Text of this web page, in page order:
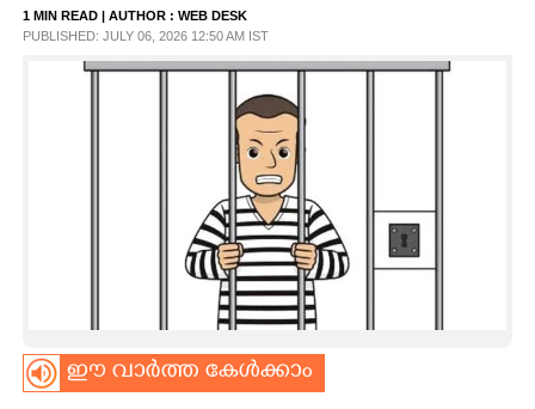
LIFESTYLE
CARTOONS
1 MIN READ | AUTHOR : WEB DESK
PUBLISHED: JULY 06, 2026 12:50 AM IST
ഈ വാർത്ത കേൾക്കാം